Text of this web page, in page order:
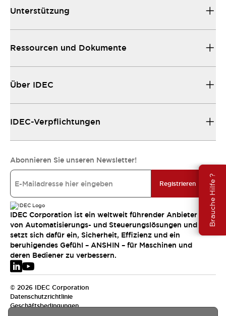
Brauche Hilfe ?
Unterstützung
Ressourcen und Dokumente
Über IDEC
IDEC-Verpflichtungen
Abonnieren Sie unseren Newsletter!
Registrieren
IDEC Corporation ist ein weltweit führender Anbieter
von Automatisierungs- und Steuerungslösungen und
setzt sich dafür ein, Sicherheit, Effizienz und ein
beruhigendes Gefühl – ANSHIN – für Maschinen und
deren Bediener zu verbessern.
© 2026 IDEC Corporation
Datenschutzrichtlinie
Geschäftsbedingungen